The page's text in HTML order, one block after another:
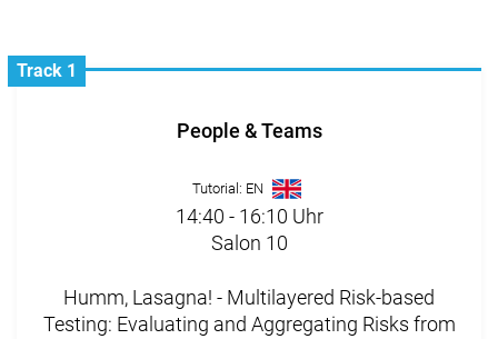
People & Teams
Tutorial: EN
14:40 - 16:10 Uhr
Salon 10
Humm, Lasagna! - Multilayered Risk-based
Testing: Evaluating and Aggregating Risks from
Track 1